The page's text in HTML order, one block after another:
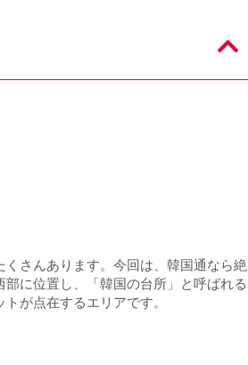
さんあります。今回は、韓国通なら絶
に位置し、「韓国の台所」と呼ばれる
が点在するエリアです。